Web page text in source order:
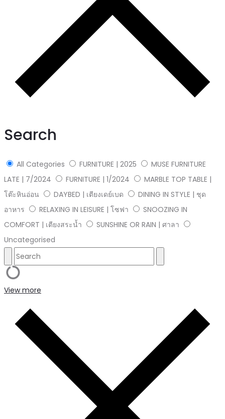
Search
All Categories FURNITURE | 2025
MUSE FURNITURE
LATE | 7/2024
FURNITURE | 1/2024
MARBLE TOP TABLE |
โต๊ะหินอ่อน
DAYBED | เตียงเดย์เบด
DINING IN STYLE | ชุด
อาหาร
RELAXING IN LEISURE | โซฟา
SNOOZING IN
COMFORT | เตียงสระน้ำ
SUNSHINE OR RAIN | ศาลา
Uncategorised
View more